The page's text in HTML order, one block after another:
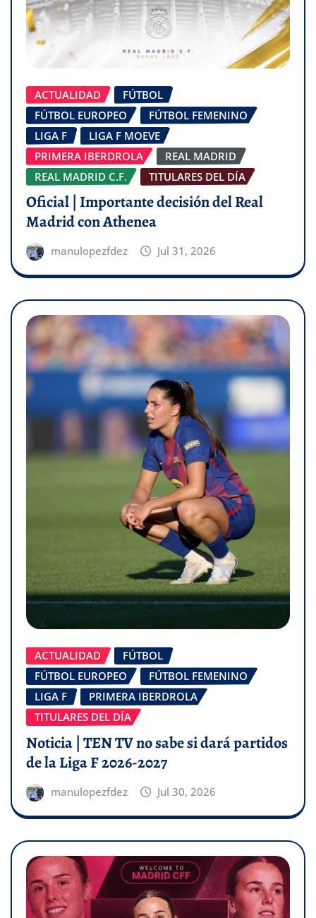
ACTUALIDAD
FÚTBOL
FÚTBOL EUROPEO
FÚTBOL FEMENINO
LIGA F
LIGA F MOEVE
PRIMERA IBERDROLA
REAL MADRID
REAL MADRID C.F.
TITULARES DEL DÍA
Oficial | Importante decisión del Real
Madrid con Athenea
manulopezfdez Jul 31, 2026
ACTUALIDAD
FÚTBOL
FÚTBOL EUROPEO
FÚTBOL FEMENINO
LIGA F
PRIMERA IBERDROLA
TITULARES DEL DÍA
Noticia | TEN TV no sabe si dará partidos
de la Liga F 2026-2027
manulopezfdez Jul 30, 2026